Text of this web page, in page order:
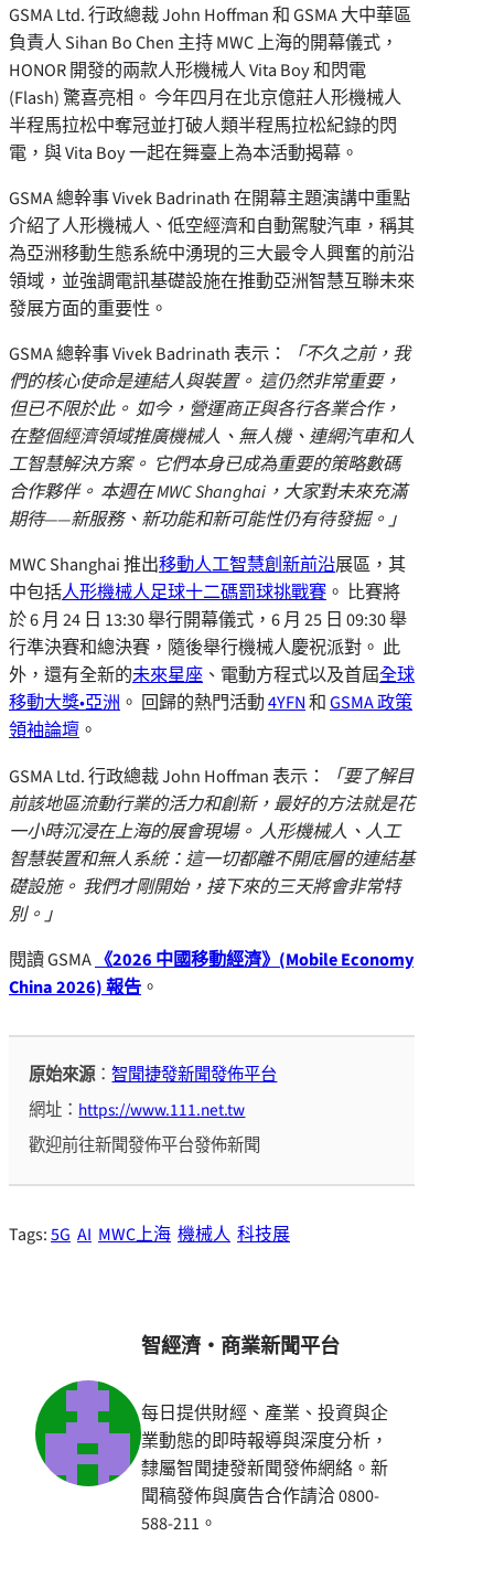
GSMA Ltd. 行政總裁 John Hoffman 和 GSMA 大中華區
負責人 Sihan Bo Chen 主持 MWC 上海的開幕儀式，
HONOR 開發的兩款人形機械人 Vita Boy 和閃電
(Flash) 驚喜亮相。 今年四月在北京億莊人形機械人
半程馬拉松中奪冠並打破人類半程馬拉松紀錄的閃
電，與 Vita Boy 一起在舞臺上為本活動揭幕。
GSMA 總幹事 Vivek Badrinath 在開幕主題演講中重點
介紹了人形機械人、低空經濟和自動駕駛汽車，稱其
為亞洲移動生態系統中湧現的三大最令人興奮的前沿
領域，並強調電訊基礎設施在推動亞洲智慧互聯未來
發展方面的重要性。
GSMA 總幹事 Vivek Badrinath 表示：
「不久之前，我
們的核心使命是連結人與裝置。 這仍然非常重要，
但已不限於此。 如今，營運商正與各行各業合作，
在整個經濟領域推廣機械人、無人機、連網汽車和人
工智慧解決方案。 它們本身已成為重要的策略數碼
合作夥伴。 本週在 MWC Shanghai，大家對未來充滿
期待——新服務、新功能和新可能性仍有待發掘。」
MWC Shanghai 推出移動人工智慧創新前沿展區，其
中包括人形機械人足球十二碼罰球挑戰賽 。 比賽將
於 6 月 24 日 13:30 舉行開幕儀式，6 月 25 日 09:30 舉
行準決賽和總決賽，隨後舉行機械人慶祝派對。 此
外，還有全新的未來星座 、電動方程式以及首屆全球
移動大獎•亞洲 。 回歸的熱門活動4YFN和GSMA 政策
領袖論壇 。
GSMA Ltd. 行政總裁 John Hoffman 表示：
「要了解目
前該地區流動行業的活力和創新，最好的方法就是花
一小時沉浸在上海的展會現場。 人形機械人、人工
智慧裝置和無人系統：這一切都離不開底層的連結基
礎設施。 我們才剛開始，接下來的三天將會非常特
別。」
閱讀 GSMA 《2026 中國移動經濟》(Mobile Economy
China 2026) 報告 。
原始來源：智聞捷發新聞發佈平台
網址： https://www.111.net.tw
歡迎前往新聞發佈平台發佈新聞
Tags:5G AI MWC上海 機械人 科技展
智經濟・商業新聞平台
每日提供財經、產業、投資與企
業動態的即時報導與深度分析，
隸屬智聞捷發新聞發佈網絡。新
聞稿發佈與廣告合作請洽 0800-
588-211。